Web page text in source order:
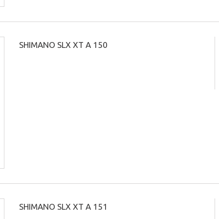
SHIMANO SLX XT A 150
SHIMANO SLX XT A 151